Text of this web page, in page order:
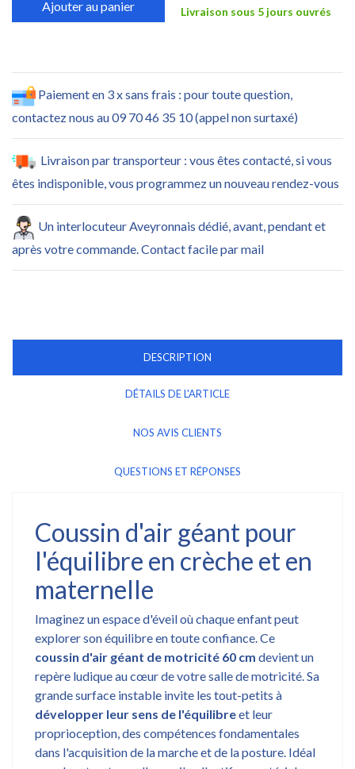
Ajouter au panier Livraison sous 5 jours ouvrés
Paiement en 3 x sans frais : pour toute question,
contactez nous au 09 70 46 35 10 (appel non surtaxé)
Livraison par transporteur : vous êtes contacté, si vous
êtes indisponible, vous programmez un nouveau rendez-vous
Un interlocuteur Aveyronnais dédié, avant, pendant et
après votre commande. Contact facile par mail
DESCRIPTION
DÉTAILS DE L'ARTICLE
NOS AVIS CLIENTS
QUESTIONS ET RÉPONSES
Coussin d'air géant pour
l'équilibre en crèche et en
maternelle
Imaginez un espace d'éveil où chaque enfant peut
explorer son équilibre en toute confiance. Ce
coussin d'air géant de motricité 60 cm devient un
repère ludique au cœur de votre salle de motricité. Sa
grande surface instable invite les tout-petits à
développer leur sens de l'équilibreet leur
proprioception, des compétences fondamentales
dans l'acquisition de la marche et de la posture. Idéal